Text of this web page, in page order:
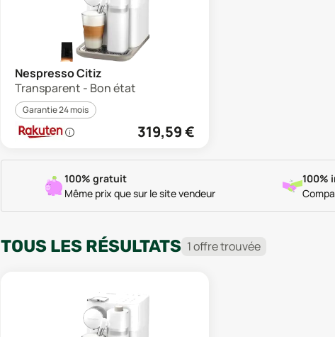
Nespresso Citiz
Transparent - Bon état
Garantie 24 mois
319,59€
100% gratuit
Même prix que sur le site vendeur
100%
TOUS LES RÉSULTATS 1offretrouvée